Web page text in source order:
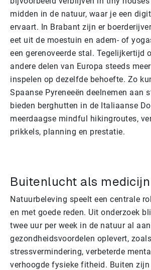
midden in de natuur, waar je een
ervaart. In Brabant zijn er
eet uit de moestuin en adem- of
een gerenoveerde stal. Tegelijkertijd
andere delen van Europa steeds
inspelen op dezelfde behoefte. Zo
Spaanse Pyreneeën deelnemen aan
bieden berghutten in de Italiaanse
meerdaagse mindful hikingroutes,
prikkels, planning en prestatie.
Buitenlucht als medicijn
Natuurbeleving speelt een centrale
en met goede reden. Uit onderzoek
twee uur per week in de natuur al
gezondheidsvoordelen oplevert, zoals
stressvermindering, verbeterde
verhoogde fysieke fitheid. Buiten